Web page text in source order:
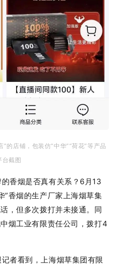
的店铺，包装仿“中华”“荷花”等产品
台截图
香烟是否真有关系？6月13
”香烟的生产厂家上海烟草集
，但多次拨打并未接通。同
烟工业有限责任公司，拨打4
者看到，上海烟草集团有限